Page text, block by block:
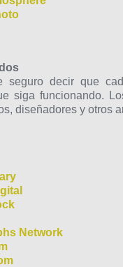
seguro decir que
siga funcionando.
diseñadores y otros
Network